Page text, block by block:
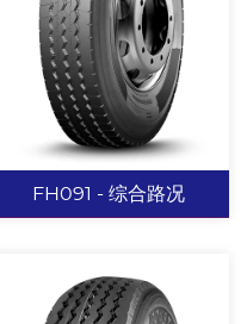
FH091 - 综合路况